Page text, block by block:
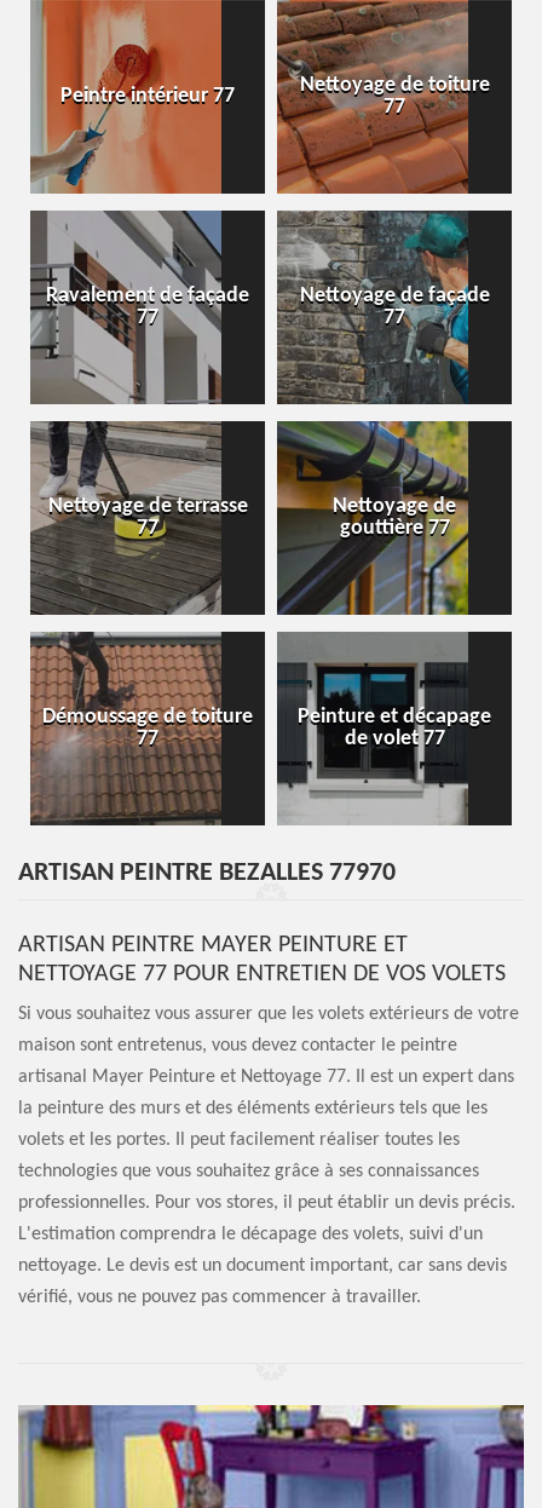
Peintre intérieur 77
Nettoyage de toiture
77
Ravalement de façade
77
Nettoyage de façade
77
Nettoyage de terrasse
77
Nettoyage de
gouttière 77
Démoussage de toiture
77
Peinture et décapage
de volet 77
ARTISAN PEINTRE BEZALLES 77970
ARTISAN PEINTRE MAYER PEINTURE ET
NETTOYAGE 77 POUR ENTRETIEN DE VOS VOLETS
Si vous souhaitez vous assurer que les volets extérieurs de votre
maison sont entretenus, vous devez contacter le peintre
artisanal Mayer Peinture et Nettoyage 77. Il est un expert dans
la peinture des murs et des éléments extérieurs tels que les
volets et les portes. Il peut facilement réaliser toutes les
technologies que vous souhaitez grâce à ses connaissances
professionnelles. Pour vos stores, il peut établir un devis précis.
L'estimation comprendra le décapage des volets, suivi d'un
nettoyage. Le devis est un document important, car sans devis
vérifié, vous ne pouvez pas commencer à travailler.